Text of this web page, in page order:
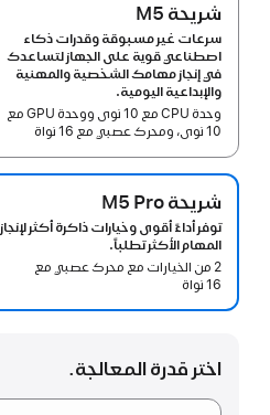
شريحة M5
سرعات غير مسبوقة وقدرات ذكاء
اصطناعي قوية على الجهاز لتساعدك
في إنجاز مهامك الشخصية والمهنية
والإبداعية اليومية.
وحدة CPU مع 10 نوى ووحدة GPU مع
10 نوى، ومحرك عصبي مع 16 نواة
شريحة M5 Pro‏
توفر أداءً أقوى وخيارات ذاكرة أكثر لإنجاز
المهام الأكثر تطلباً.
2 من الخيارات مع محرك عصبي مع
16 نواة
اختر قدرة المعالجة.